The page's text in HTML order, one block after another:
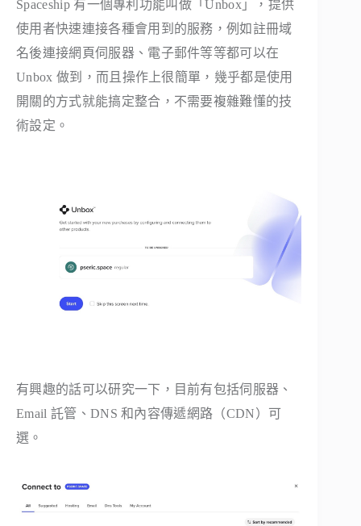
Spaceship 有一個專利功能叫做「Unbox」，提供
使用者快速連接各種會用到的服務，例如註冊域
名後連接網頁伺服器、電子郵件等等都可以在
Unbox 做到，而且操作上很簡單，幾乎都是使用
開關的方式就能搞定整合，不需要複雜難懂的技
術設定。
有興趣的話可以研究一下，目前有包括伺服器、
Email 託管、DNS 和內容傳遞網路（CDN）可
選。